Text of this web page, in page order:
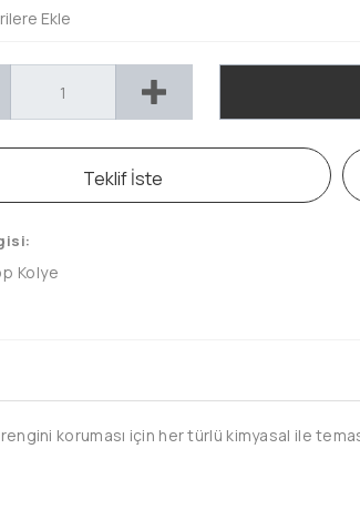
Ekle
Teklif İste
Kolye
koruması için her türlü kimyasal ile